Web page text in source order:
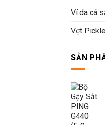
Ví da cá
Vợt
SẢN